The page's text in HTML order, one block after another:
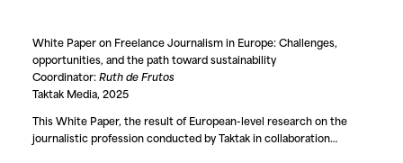
White Paper on Freelance Journalism in Europe: Challenges,
opportunities, and the path toward sustainability
Coordinator:Ruth de Frutos
Taktak Media, 2025
This White Paper, the result of European-level research on the
journalistic profession conducted by Taktak in collaboration…